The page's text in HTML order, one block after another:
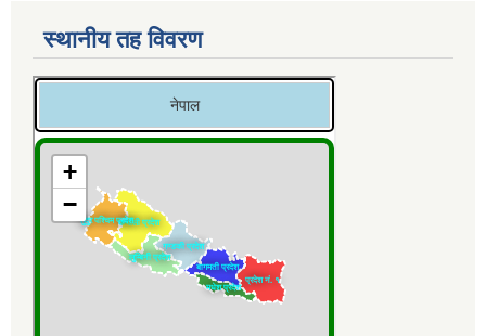
स्थानीय तह विवरण